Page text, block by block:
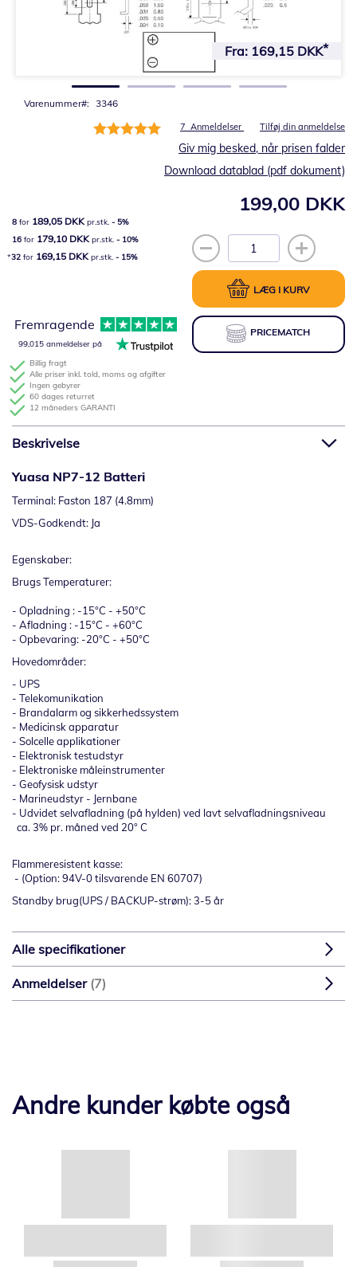
Varenummer 3346
Bedømmelse:
7 Anmeldelser Tilføj din anmeldelse
199,00 DKK
Giv mig besked, når prisen falder
LÆG I KURV
PRICEMATCH
8 for 189,05 DKK pr.stk.- 5%
16 for 179,10 DKK pr.stk.- 10%
32 for 169,15 DKK pr.stk.- 15%
Billig fragt
Alle priser inkl. told, moms og afgifter
Ingen gebyrer
60 dages returret
12 måneders GARANTI
Fremragende
99,015 anmeldelser på
Download datablad (pdf dokument)
Fra: 169,15 DKK
billedgalleriet
Beskrivelse
Yuasa NP7-12 Batteri
Terminal: Faston 187 (4.8mm)
VDS-Godkendt: Ja
Egenskaber:
Brugs Temperaturer:
- Opladning : -15°C - +50°C
- Afladning : -15°C - +60°C
- Opbevaring: -20°C - +50°C
Hovedområder:
- UPS
- Telekomunikation
- Brandalarm og sikkerhedssystem
- Medicinsk apparatur
- Solcelle applikationer
- Elektronisk testudstyr
- Elektroniske måleinstrumenter
- Geofysisk udstyr
- Marineudstyr - Jernbane
- Udvidet selvafladning (på hylden) ved lavt selvafladningsniveau
ca. 3% pr. måned ved 20° C
Flammeresistent kasse:
- (Option: 94V-0 tilsvarende EN 60707)
Standby brug(UPS / BACKUP-strøm): 3-5 år
Alle specifikationer
Anmeldelser 7
Andre kunder købte også